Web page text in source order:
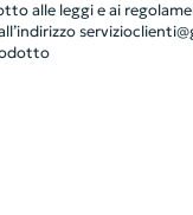
alle leggi e ai